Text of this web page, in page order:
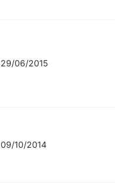
29/06/2015
09/10/2014